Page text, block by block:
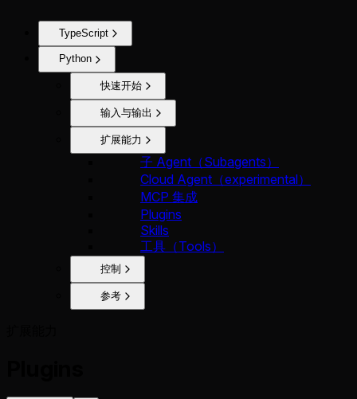
TypeScript
Python
快速开始
输入与输出
扩展能力
子 Agent（Subagents）
Cloud Agent（experimental）
MCP 集成
Plugins
Skills
工具（Tools）
控制
参考